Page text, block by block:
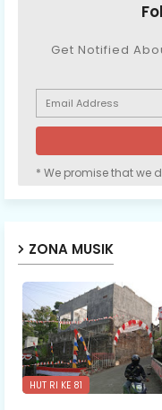
Get Notified
* We promise that we
ZONA MUSIK
HUT RI KE 81